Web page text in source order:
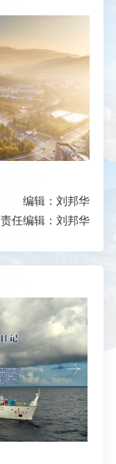
编辑：刘邦华
责任编辑：刘邦华